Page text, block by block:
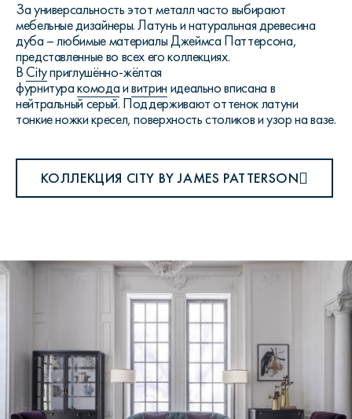
За универсальность этот металл часто выбирают
мебельные дизайнеры. Латунь и натуральная древесина
дуба – любимые материалы Джеймса Паттерсона,
представленные во всех его коллекциях.
ВCityприглушённо-жёлтая
фурнитуракомодаивитрин идеально вписана в
нейтральный серый. Поддерживают оттенок латуни
тонкие ножки кресел, поверхность столиков и узор на вазе.
КОЛЛЕКЦИЯ CITY BY JAMES PATTERSON